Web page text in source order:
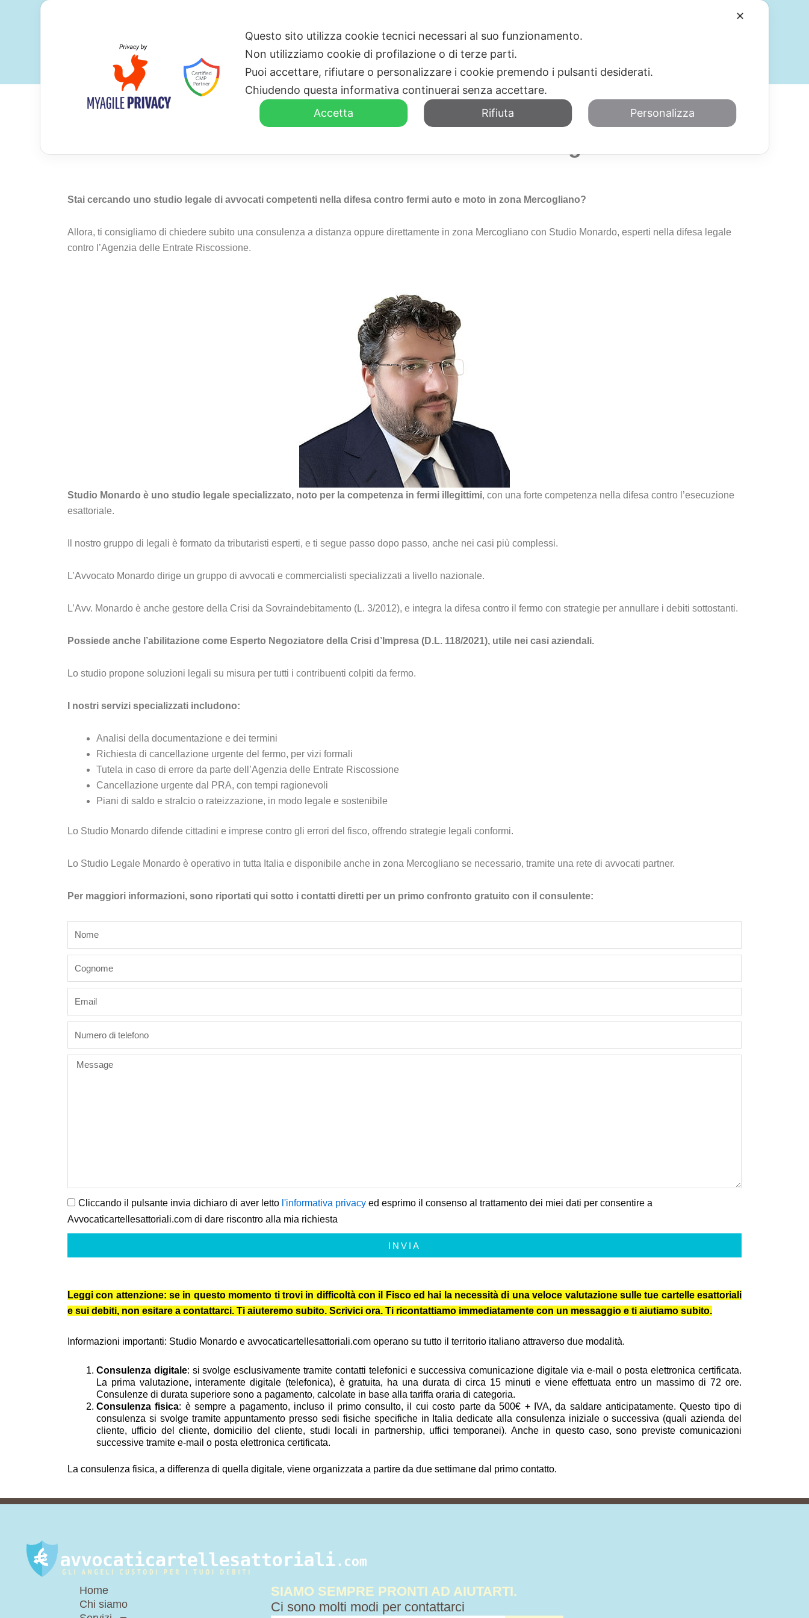
HOME CHI SIAMO SERVIZI
Stai cercando uno studio legale di avvocati competenti nella difesa contro fermi auto e moto in zona Mercogliano?
Allora, ti consigliamo di chiedere subito una consulenza a distanza oppure direttamente in zona Mercogliano con Studio Monardo, esperti nella difesa legale
contro l’Agenzia delle Entrate Riscossione.
Studio Monardo è uno studio legale specializzato, noto per la competenza in fermi illegittimi, con una forte competenza nella difesa contro l’esecuzione
esattoriale.
Il nostro gruppo di legali è formato da tributaristi esperti, e ti segue passo dopo passo, anche nei casi più complessi.
L’Avvocato Monardo dirige un gruppo di avvocati e commercialisti specializzati a livello nazionale.
L’Avv. Monardo è anche gestore della Crisi da Sovraindebitamento (L. 3/2012), e integra la difesa contro il fermo con strategie per annullare i debiti sottostanti.
Possiede anche l’abilitazione come Esperto Negoziatore della Crisi d’Impresa (D.L. 118/2021), utile nei casi aziendali.
Lo studio propone soluzioni legali su misura per tutti i contribuenti colpiti da fermo.
I nostri servizi specializzati includono:
Analisi della documentazione e dei termini
Richiesta di cancellazione urgente del fermo, per vizi formali
Tutela in caso di errore da parte dell’Agenzia delle Entrate Riscossione
Cancellazione urgente dal PRA, con tempi ragionevoli
Piani di saldo e stralcio o rateizzazione, in modo legale e sostenibile
Lo Studio Monardo difende cittadini e imprese contro gli errori del fisco, offrendo strategie legali conformi.
Lo Studio Legale Monardo è operativo in tutta Italia e disponibile anche in zona Mercogliano se necessario, tramite una rete di avvocati partner.
Per maggiori informazioni, sono riportati qui sotto i contatti diretti per un primo confronto gratuito con il consulente:
Message
Cliccando il pulsante invia dichiaro di aver letto l'informativa privacy ed esprimo il consenso al trattamento dei miei dati per consentire a
Avvocaticartellesattoriali.com di dare riscontro alla mia richiesta
INVIA
Leggi con attenzione: se in questo momento ti trovi in difficoltà con il Fisco ed hai la necessità di una veloce valutazione sulle tue cartelle esattoriali
e sui debiti, non esitare a contattarci. Ti aiuteremo subito. Scrivici ora. Ti ricontattiamo immediatamente con un messaggio e ti aiutiamo subito.
Informazioni importanti: Studio Monardo e avvocaticartellesattoriali.com operano su tutto il territorio italiano attraverso due modalità.
Consulenza digitale: si svolge esclusivamente tramite contatti telefonici e successiva comunicazione digitale via e-mail o posta elettronica certificata.
La prima valutazione, interamente digitale (telefonica), è gratuita, ha una durata di circa 15 minuti e viene effettuata entro un massimo di 72 ore.
Consulenze di durata superiore sono a pagamento, calcolate in base alla tariffa oraria di categoria.
Consulenza fisica: è sempre a pagamento, incluso il primo consulto, il cui costo parte da 500€ + IVA, da saldare anticipatamente. Questo tipo di
consulenza si svolge tramite appuntamento presso sedi fisiche specifiche in Italia dedicate alla consulenza iniziale o successiva (quali azienda del
cliente, ufficio del cliente, domicilio del cliente, studi locali in partnership, uffici temporanei). Anche in questo caso, sono previste comunicazioni
successive tramite e-mail o posta elettronica certificata.
La consulenza fisica, a differenza di quella digitale, viene organizzata a partire da due settimane dal primo contatto.
Home
Chi siamo
SIAMO SEMPRE PRONTI AD AIUTARTI.
Ci sono molti modi per contattarci
✕
Questo sito utilizza cookie tecnici necessari al suo funzionamento.
Non utilizziamo cookie di profilazione o di terze parti.
Puoi accettare, rifiutare o personalizzare i cookie premendo i pulsanti desiderati.
Chiudendo questa informativa continuerai senza accettare.
Accetta
Rifiuta Personalizza